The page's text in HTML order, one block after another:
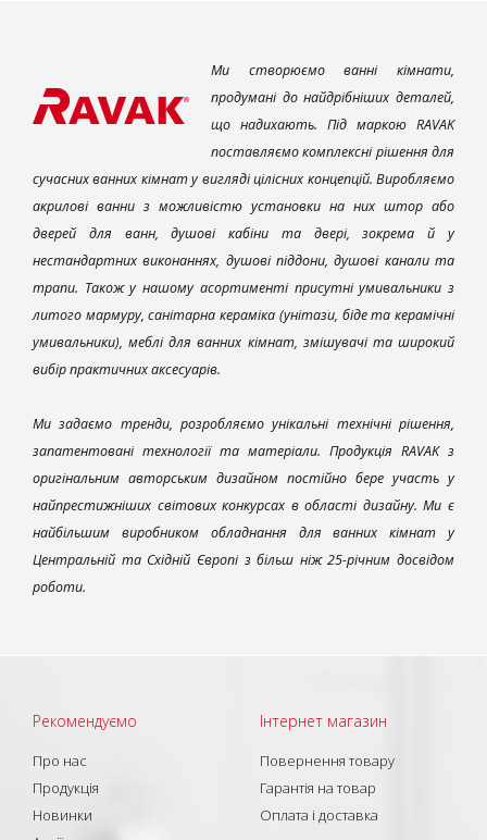
Ми створюємо ванні кімнати,
продумані до найдрібніших деталей,
що надихають. Під маркою RAVAK
поставляємо комплексні рішення для
сучасних ванних кімнат у вигляді цілісних концепцій. Виробляємо
акрилові ванни з можливістю установки на них штор або
дверей для ванн, душові кабіни та двері, зокрема й у
нестандартних виконаннях, душові піддони, душові канали та
трапи. Також у нашому асортименті присутні умивальники з
литого мармуру, санітарна кераміка (унітази, біде та керамічні
умивальники), меблі для ванних кімнат, змішувачі та широкий
вибір практичних аксесуарів.
Ми задаємо тренди, розробляємо унікальні технічні рішення,
запатентовані технології та матеріали. Продукція RAVAK з
оригінальним авторським дизайном постійно бере участь у
найпрестижніших світових конкурсах в області дизайну. Ми є
найбільшим виробником обладнання для ванних кімнат у
Центральній та Східній Європі з більш ніж 25-річним досвідом
роботи.
Рекомендуємо
Про нас
Продукція
Новинки
Інтернет магазин
Повернення товару
Гарантія на товар
Оплата і доставка